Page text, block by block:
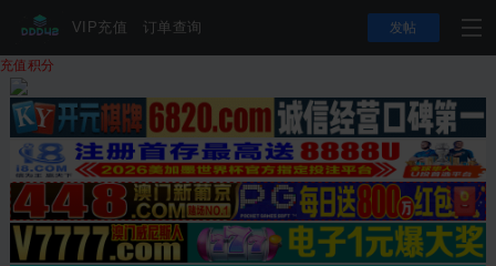
VIP充值 订单查询 发帖
充值积分